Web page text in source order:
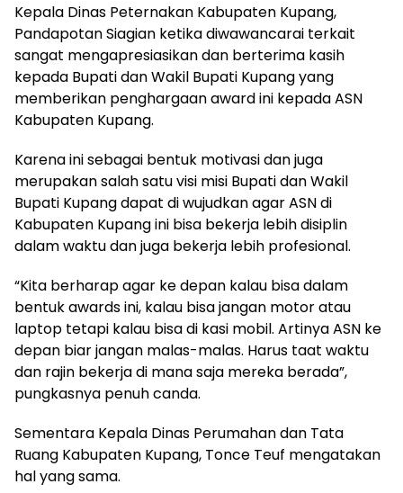
Kepala Dinas Peternakan Kabupaten Kupang,
Pandapotan Siagian ketika diwawancarai terkait
sangat mengapresiasikan dan berterima kasih
kepada Bupati dan Wakil Bupati Kupang yang
memberikan penghargaan award ini kepada ASN
Kabupaten Kupang.
Karena ini sebagai bentuk motivasi dan juga
merupakan salah satu visi misi Bupati dan Wakil
Bupati Kupang dapat di wujudkan agar ASN di
Kabupaten Kupang ini bisa bekerja lebih disiplin
dalam waktu dan juga bekerja lebih profesional.
“Kita berharap agar ke depan kalau bisa dalam
bentuk awards ini, kalau bisa jangan motor atau
laptop tetapi kalau bisa di kasi mobil. Artinya ASN ke
depan biar jangan malas-malas. Harus taat waktu
dan rajin bekerja di mana saja mereka berada”,
pungkasnya penuh canda.
Sementara Kepala Dinas Perumahan dan Tata
Ruang Kabupaten Kupang, Tonce Teuf mengatakan
hal yang sama.